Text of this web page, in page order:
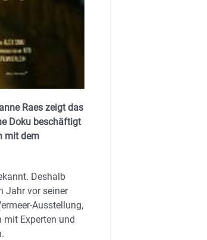
Raes zeigt das
Doku beschäftigt
mit dem
Deshalb
Jahr vor seiner
Ausstellung,
mit Experten und